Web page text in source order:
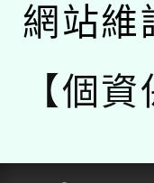
網站維
【個